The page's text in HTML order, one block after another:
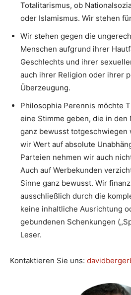
Totalitarismus, ob
oder Islamismus. Wir stehen
Wir stehen gegen die
Menschen aufgrund ihrer
Geschlechts und ihrer
auch ihrer Religion oder ihrer
Überzeugung.
Philosophia Perennis möchte
eine Stimme geben, die in den
ganz bewusst totgeschwiegen
wir Wert auf absolute
Parteien nehmen wir auch
Auch auf Werbekunden
Sinne ganz bewusst. Wir
ausschließlich durch die
keine inhaltliche Ausrichtung
gebundenen Schenkungen
Leser.
Kontaktieren Sie uns: